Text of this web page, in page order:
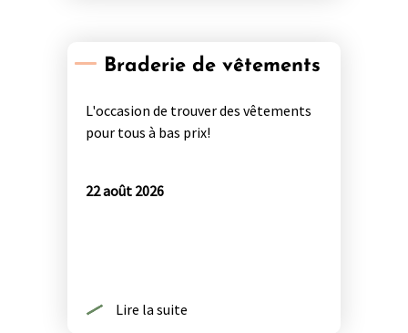
Braderie de vêtements
L'occasion de trouver des vêtements
pour tous à bas prix!
22 août 2026
Lire la suite